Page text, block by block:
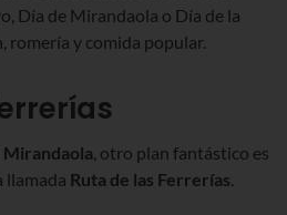
Día de Mirandaola o Día de la
romería y comida popular.
Mirandaola, otro plan fantástico es
llamada Ruta de las Ferrerías.